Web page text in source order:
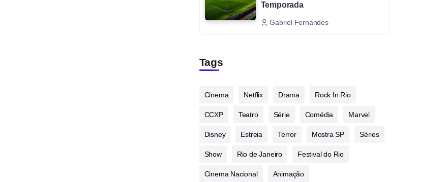
Temporada
Gabriel Fernandes
Tags
Cinema Netflix Drama Rock In Rio
CCXP Teatro Série Comédia Marvel
Disney Estreia Terror Mostra SP Séries
Show Rio de Janeiro Festival do Rio
Cinema Nacional Animação